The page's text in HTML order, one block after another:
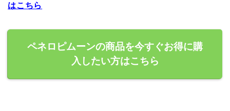
はこちら
ペネロピムーンの商品を今すぐお得に購
入したい方はこちら